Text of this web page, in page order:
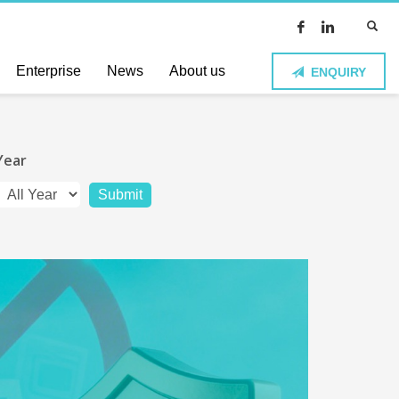
Enterprise News About us ENQUIRY